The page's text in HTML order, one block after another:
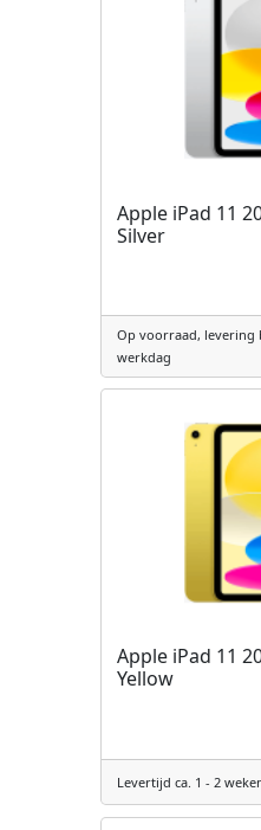
Apple iPad 11
Silver
Op voorraad, levering
werkdag
Apple iPad 11
Yellow
Levertijd ca. 1 - 2